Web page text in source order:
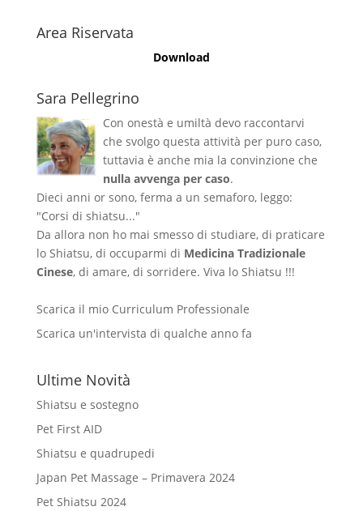
Area Riservata
Download
Sara Pellegrino
Con onestà e umiltà devo raccontarvi
che svolgo questa attività per puro caso,
tuttavia è anche mia la convinzione che
nulla avvenga per caso.
Dieci anni or sono, ferma a un semaforo, leggo:
"Corsi di shiatsu..."
Da allora non ho mai smesso di studiare, di praticare
lo Shiatsu, di occuparmi di Medicina Tradizionale
Cinese, di amare, di sorridere. Viva lo Shiatsu !!!
Scarica il mio Curriculum Professionale
Scarica un'intervista di qualche anno fa
Ultime Novità
Shiatsu e sostegno
Pet First AID
Shiatsu e quadrupedi
Japan Pet Massage – Primavera 2024
Pet Shiatsu 2024